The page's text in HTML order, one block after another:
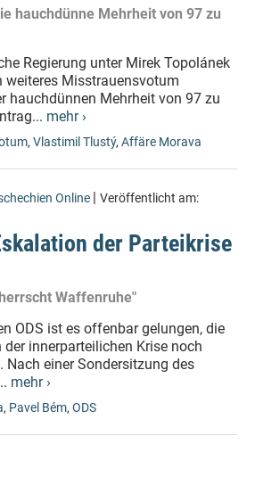
hauchdünne Mehrheit von 97 zu
Regierung unter Mirek Topolánek
Misstrauensvotum
hauchdünnen Mehrheit von 97 zu
mehr ›
, Vlastimil Tlustý, Affäre Morava
Online | Veröffentlicht am:
der Parteikrise
Waffenruhe"
ODS ist es offenbar gelungen, die
innerparteilichen Krise noch
Nach einer Sondersitzung des
mehr ›
, Pavel Bém, ODS